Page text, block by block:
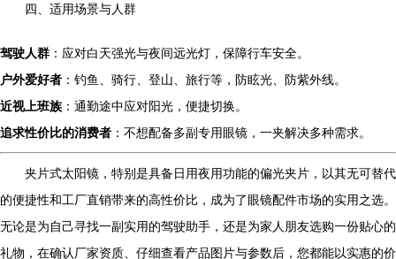
四、适用场景与人群
驾驶人群 ：应对白天强光与夜间远光灯，保障行车安全。
户外爱好者 ：钓鱼、骑行、登山、旅行等，防眩光、防紫外线。
近视上班族 ：通勤途中应对阳光，便捷切换。
追求性价比的消费者 ：不想配备多副专用眼镜，一夹解决多种需求。
夹片式太阳镜，特别是具备日用夜用功能的偏光夹片，以其无可替代
的便捷性和工厂直销带来的高性价比，成为了眼镜配件市场的实用之选。
无论是为自己寻找一副实用的驾驶助手，还是为家人朋友选购一份贴心的
礼物，在确认厂家资质、仔细查看产品图片与参数后，您都能以实惠的价